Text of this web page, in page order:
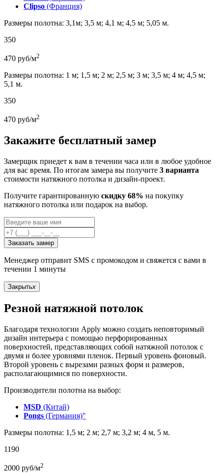
Clipso (Франция)
Размеры полотна: 3,1м; 3,5 м; 4,1 м; 4,5 м; 5,05 м.
350
470 руб/м2
Размеры полотна: 1 м; 1,5 м; 2 м; 2,5 м; 3 м; 3,5 м; 4 м; 4,5 м;
5,1 м.
350
470 руб/м2
Закажите бесплатный замер
Замерщик приедет к вам в течении часа или в любое удобное
для вас время. По итогам замера вы получите 3 варианта
стоимости натяжного потолка и дизайн-проект.
Получите гарантированную скидку 68% на покупку
натяжного потолка или подарок на выбор.
Заказать замер
Менеджер отправит SMS с промокодом и свяжется с вами в
течении 1 минуты
Закрытьx
Резной натяжной потолок
Благодаря технологии Apply можно создать неповторимый
дизайн интерьера с помощью перфорированных
поверхностей, представляющих собой натяжной потолок с
двумя и более уровнями пленок. Первый уровень фоновый.
Второй уровень с вырезами разных форм и размеров,
располагающимися по поверхности.
Производители полотна на выбор:
MSD (Китай)
Pongs (Германия)"
Размеры полотна: 1,5 м; 2 м; 2,7 м; 3,2 м; 4 м, 5 м.
1190
2000 руб/м2